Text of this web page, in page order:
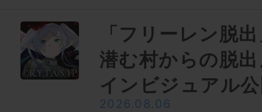
「フリーレン脱
潜む村からの脱
インビジュアル
2026.08.06